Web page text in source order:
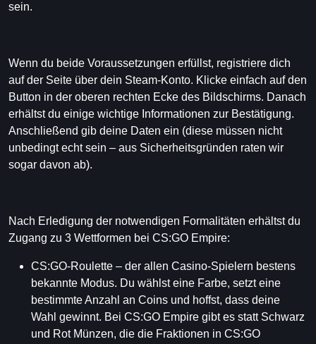
sein.
Wenn du beide Voraussetzungen erfüllst, registriere dich
auf der Seite über dein Steam-Konto. Klicke einfach auf den
Button in der oberen rechten Ecke des Bildschirms. Danach
erhältst du einige wichtige Informationen zur Bestätigung.
Anschließend gib deine Daten ein (diese müssen nicht
unbedingt echt sein – aus Sicherheitsgründen raten wir
sogar davon ab).
Nach Erledigung der notwendigen Formalitäten erhältst du
Zugang zu 3 Wettformen bei CS:GO Empire:
CS:GO-Roulette – der allen Casino-Spielern bestens
bekannte Modus. Du wählst eine Farbe, setzt eine
bestimmte Anzahl an Coins und hoffst, dass deine
Wahl gewinnt. Bei CS:GO Empire gibt es statt Schwarz
und Rot Münzen, die die Fraktionen in CS:GO